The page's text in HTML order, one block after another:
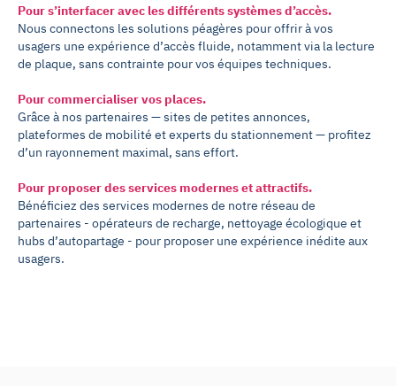
Pour s’interfacer avec les différents systèmes d’accès.
Nous connectons les solutions péagères pour offrir à vos
usagers une expérience d’accès fluide, notamment via la lecture
de plaque, sans contrainte pour vos équipes techniques.
Pour commercialiser vos places.
Grâce à nos partenaires — sites de petites annonces,
plateformes de mobilité et experts du stationnement — profitez
d’un rayonnement maximal, sans effort.
Pour proposer des services modernes et attractifs.
Bénéficiez des services modernes de notre réseau de
partenaires - opérateurs de recharge, nettoyage écologique et
hubs d’autopartage - pour proposer une expérience inédite aux
usagers.